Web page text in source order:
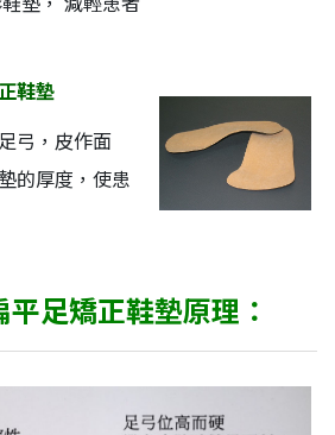
鞋墊
弓，皮作面
的厚度，使患
平足矯正鞋墊原理：